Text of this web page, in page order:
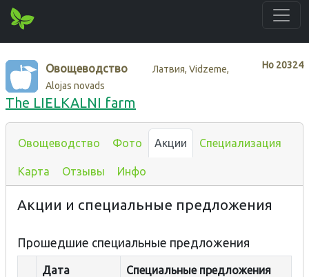
Нo 20324
Овощеводство
Латвия, Vidzeme,
Alojas novads
The LIELKALNI farm
Овощеводство Фото Акции Специализация
Карта Отзывы Инфо
Акции и специальные предложения
Прошедшие специальные предложения
Дата Специальные предложения